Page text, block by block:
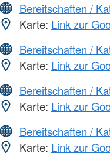
Bereitschaften /
Karte: Link zur
Bereitschaften /
Karte: Link zur
Bereitschaften /
Karte: Link zur
Bereitschaften /
Karte: Link zur